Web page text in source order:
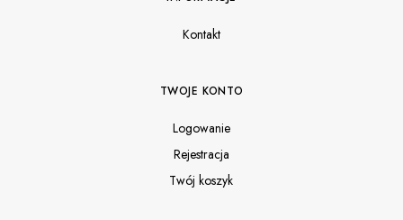
Kontakt
TWOJE KONTO
Logowanie
Rejestracja
Twój koszyk